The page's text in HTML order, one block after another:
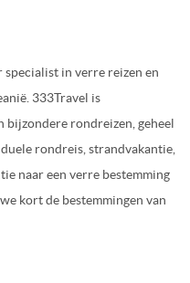
specialist in verre reizen en
333Travel is
bijzondere rondreizen, geheel
rondreis, strandvakantie,
naar een verre bestemming
kort de bestemmingen van